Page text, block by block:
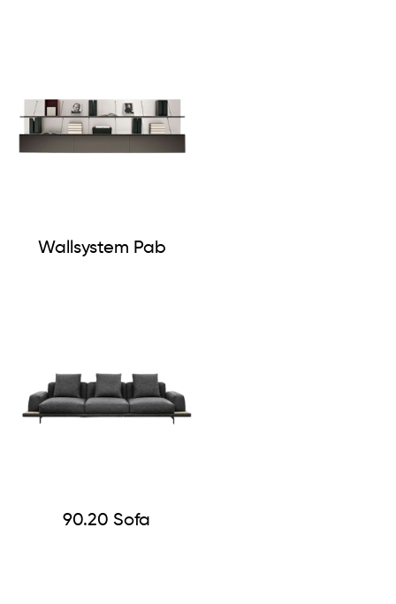
Wallsystem Pab
90.20 Sofa